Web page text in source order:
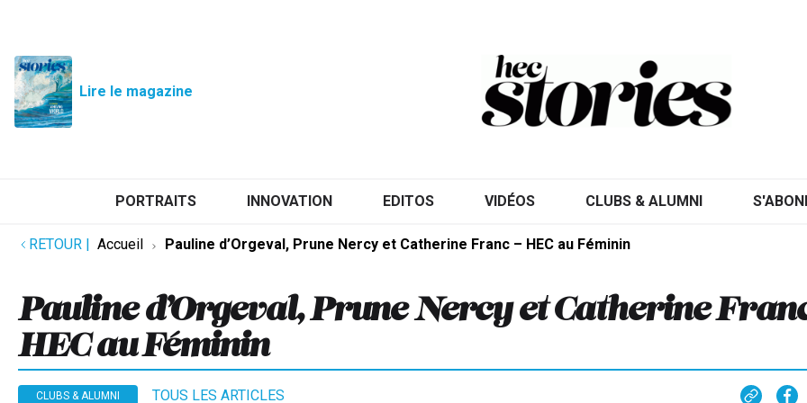
Lire le magazine
PORTRAITS INNOVATION EDITOS VIDÉOS CLUBS & ALUMNI
RETOUR | Accueil Pauline d’Orgeval, Prune Nercy et Catherine Franc – HEC au Féminin
Pauline d’Orgeval, Prune Nercy et Catherine Franc
HEC au Féminin
CLUBS & ALUMNI TOUS LES ARTICLES